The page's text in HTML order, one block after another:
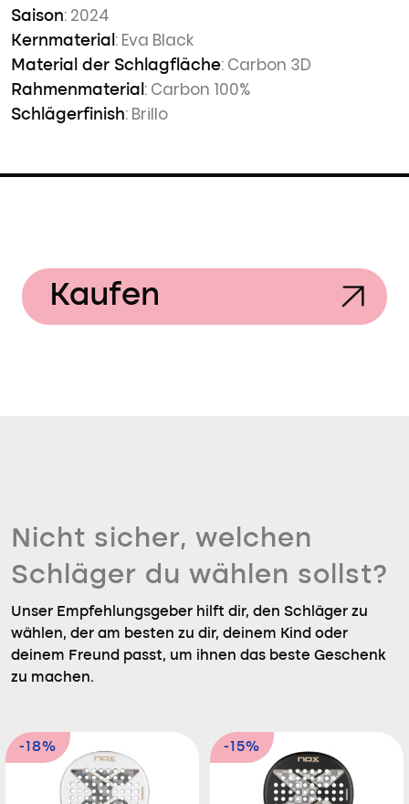
Saison: 2024
Kernmaterial : Eva Black
Material der Schlagfläche: Carbon 3D
Rahmenmaterial : Carbon 100%
Schlägerfinish: Brillo
Kaufen
Nicht sicher, welchen
Schläger du wählen sollst?
Unser Empfehlungsgeber hilft dir, den Schläger zu
wählen, der am besten zu dir, deinem Kind oder
deinem Freund passt, um ihnen das beste Geschenk
zu machen.
-18% -15%